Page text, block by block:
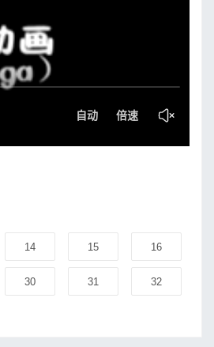
14 15 16
30 31 32